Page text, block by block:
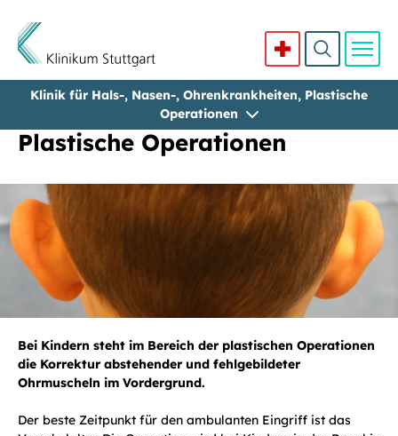
Direkt zum Inhalt
Klinik für Hals-, Nasen-, Ohrenkrankheiten, Plastische
Operationen
Plastische Operationen
Bei Kindern steht im Bereich der plastischen Operationen
die Korrektur abstehender und fehlgebildeter
Ohrmuscheln im Vordergrund.
Der beste Zeitpunkt für den ambulanten Eingriff ist das